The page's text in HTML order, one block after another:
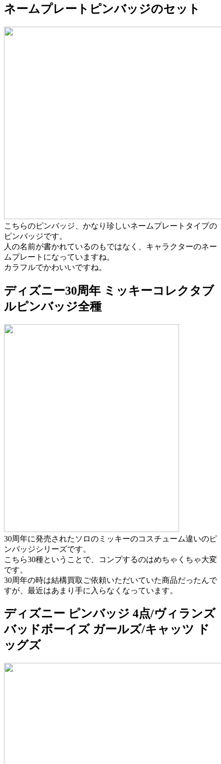
ネームプレートピンバッジのセット
こちらのピンバッジ、かなり珍しいネームプレートタイプの
ピンバッジです。
人の名前が書かれているのもではなく、キャラクターのネー
ムプレートになっていますね。
カラフルでかわいいですね。
ディズニー30周年 ミッキーコレクタブ
ルピンバッジ全種
30周年に発売されたソロのミッキーのコスチューム違いのピ
ンバッジシリーズです。
こちら30種ということで、コンプするのはめちゃくちゃ大変
です。
30周年の時は結構買取ご依頼いただいていた商品だったんで
すが、最近はあまり手に入らなくなっています。
ディズニー ピンバッジ 4点/ヴィランズ
バッドボーイズ ガールズ/キャッツ ド
ッグズ